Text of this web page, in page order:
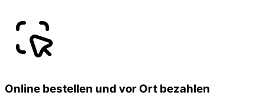
Online bestellen und vor Ort bezahlen